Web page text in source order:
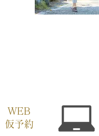
WEB
仮予約​